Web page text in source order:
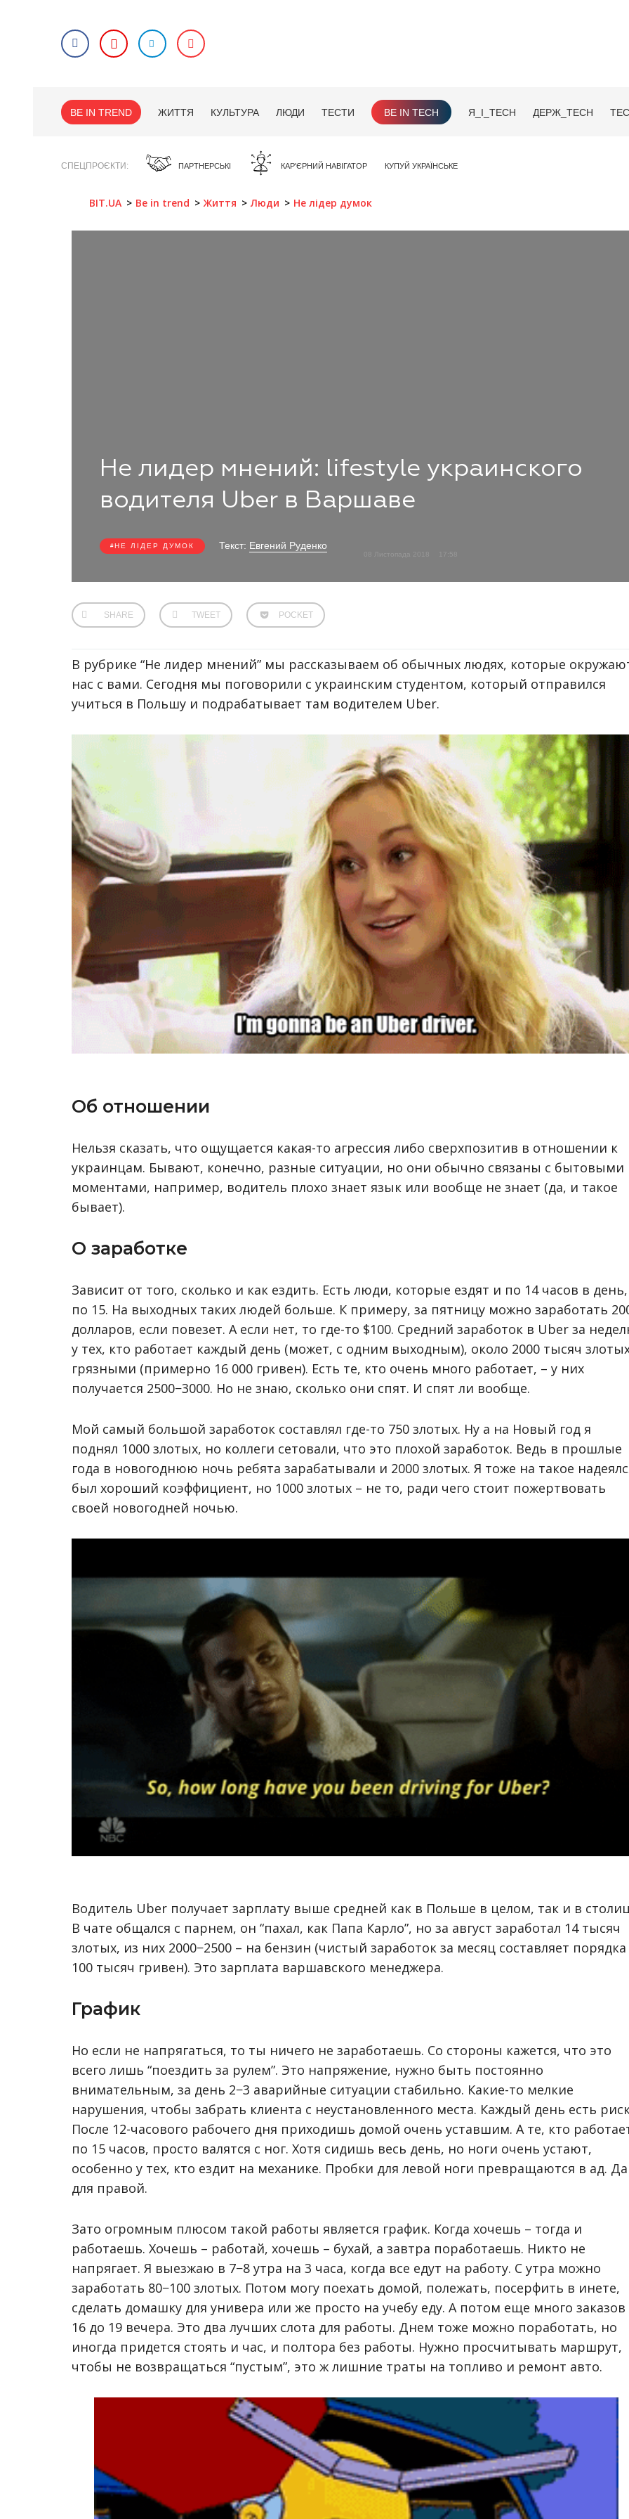
BE IN TREND ЖИТТЯ КУЛЬТУРА ЛЮДИ ТЕСТИ BE IN TECH Я_І_TECH ДЕРЖ_TECH
СПЕЦПРОЄКТИ ПАРТНЕРСЬКІ КАР'ЄРНИЙ НАВІГАТОР КУПУЙ УКРАЇНСЬКЕ
BIT.UA Be in trend Життя Люди Не лідер думок
Не лидер мнений: lifestyle украинского
водителя Uber в Варшаве
НЕ ЛІДЕР ДУМОК Текст: Евгений Руденко
08 Листопада 2018 17:58
SHARE TWEET POCKET
В рубрике “Не лидер мнений” мы рассказываем об обычных людях, которые
нас с вами. Сегодня мы поговорили с украинским студентом, который отправился
учиться в Польшу и подрабатывает там водителем Uber.
Об отношении
Нельзя сказать, что ощущается какая-то агрессия либо сверхпозитив в отношении к
украинцам. Бывают, конечно, разные ситуации, но они обычно связаны с бытовыми
моментами, например, водитель плохо знает язык или вообще не знает (да, и такое
бывает).
О заработке
Зависит от того, сколько и как ездить. Есть люди, которые ездят и по 14 часов в
по 15. На выходных таких людей больше. К примеру, за пятницу можно заработать
долларов, если повезет. А если нет, то где-то $100. Средний заработок в Uber за
у тех, кто работает каждый день (может, с одним выходным), около 2000 тысяч
грязными (примерно 16 000 гривен). Есть те, кто очень много работает, – у них
получается 2500−3000. Но не знаю, сколько они спят. И спят ли вообще.
Мой самый большой заработок составлял где-то 750 злотых. Ну а на Новый год я
поднял 1000 злотых, но коллеги сетовали, что это плохой заработок. Ведь в прошлые
года в новогоднюю ночь ребята зарабатывали и 2000 злотых. Я тоже на такое
был хороший коэффициент, но 1000 злотых – не то, ради чего стоит пожертвовать
своей новогодней ночью.
Водитель Uber получает зарплату выше средней как в Польше в целом, так и в
В чате общался с парнем, он “пахал, как Папа Карло”, но за август заработал 14 тысяч
злотых, из них 2000−2500 – на бензин (чистый заработок за месяц составляет порядка
100 тысяч гривен). Это зарплата варшавского менеджера.
График
Но если не напрягаться, то ты ничего не заработаешь. Со стороны кажется, что это
всего лишь “поездить за рулем”. Это напряжение, нужно быть постоянно
внимательным, за день 2−3 аварийные ситуации стабильно. Какие-то мелкие
нарушения, чтобы забрать клиента с неустановленного места. Каждый день есть
После 12-часового рабочего дня приходишь домой очень уставшим. А те, кто
по 15 часов, просто валятся с ног. Хотя сидишь весь день, но ноги очень устают,
особенно у тех, кто ездит на механике. Пробки для левой ноги превращаются в ад.
для правой.
Зато огромным плюсом такой работы является график. Когда хочешь – тогда и
работаешь. Хочешь – работай, хочешь – бухай, а завтра поработаешь. Никто не
напрягает. Я выезжаю в 7−8 утра на 3 часа, когда все едут на работу. С утра можно
заработать 80−100 злотых. Потом могу поехать домой, полежать, посерфить в инете,
сделать домашку для универа или же просто на учебу еду. А потом еще много заказов
16 до 19 вечера. Это два лучших слота для работы. Днем тоже можно поработать, но
иногда придется стоять и час, и полтора без работы. Нужно просчитывать маршрут,
чтобы не возвращаться “пустым”, это ж лишние траты на топливо и ремонт авто.